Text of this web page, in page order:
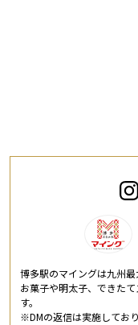
博多駅のマイングは九州最
お菓子や明太子、できた
す。
※DMの返信は実施してお